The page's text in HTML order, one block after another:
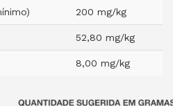
200 mg/kg
52,80 mg/kg
8,00 mg/kg